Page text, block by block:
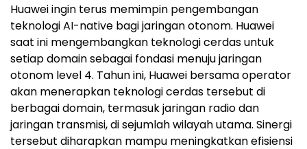
Huawei ingin terus memimpin pengembangan
teknologi AI-native bagi jaringan otonom. Huawei
saat ini mengembangkan teknologi cerdas untuk
setiap domain sebagai fondasi menuju jaringan
otonom level 4. Tahun ini, Huawei bersama operator
akan menerapkan teknologi cerdas tersebut di
berbagai domain, termasuk jaringan radio dan
jaringan transmisi, di sejumlah wilayah utama. Sinergi
tersebut diharapkan mampu meningkatkan efisiensi